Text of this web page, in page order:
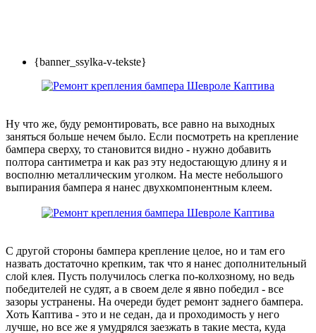
{banner_ssylka-v-tekste}
Ну что же, буду ремонтировать, все равно на выходных
заняться больше нечем было. Если посмотреть на крепление
бампера сверху, то становится видно - нужно добавить
полтора сантиметра и как раз эту недостающую длину я и
восполню металлическим уголком. На месте небольшого
выпирания бампера я нанес двухкомпонентным клеем.
С другой стороны бампера крепление целое, но и там его
назвать достаточно крепким, так что я нанес дополнительный
слой клея. Пусть получилось слегка по-колхозному, но ведь
победителей не судят, а в своем деле я явно победил - все
зазоры устранены. На очереди будет ремонт заднего бампера.
Хоть Каптива - это и не седан, да и проходимость у него
лучше, но все же я умудрялся заезжать в такие места, куда